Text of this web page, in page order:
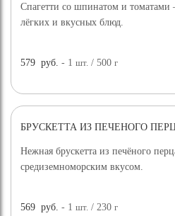
Спагетти со шпинатом и томатами
лёгких и вкусных блюд.
579 руб. - 1шт. / 500г
БРУСКЕТТА ИЗ ПЕЧЕНОГО
Нежная брускетта из печёного
средиземноморским вкусом.
569 руб. - 1шт. / 230г